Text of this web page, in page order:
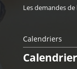
Les demandes
Calendriers